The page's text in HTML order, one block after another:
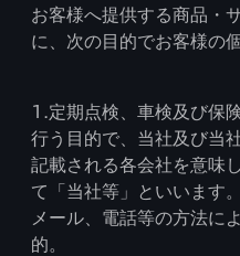
お客様へ提供する商品・
に、次の目的でお客様の
1.定期点検、車検及び保
行う目的で、当社及び当
記載される各会社を意味
て「当社等」といいます
メール、電話等の方法に
的。